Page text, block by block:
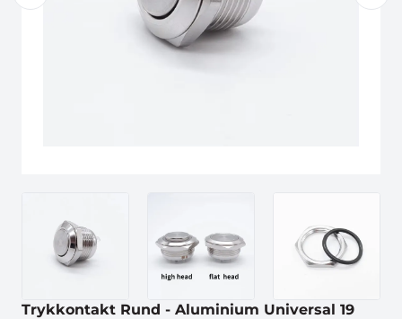
Trykkontakt Rund - Aluminium Universal 19